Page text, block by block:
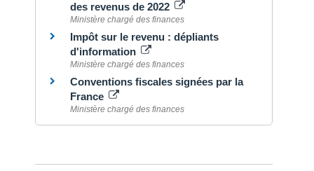
des revenus de 2022
Ministère chargé des finances
Impôt sur le revenu : dépliants
d'information
Ministère chargé des finances
Conventions fiscales signées par la
France
Ministère chargé des finances